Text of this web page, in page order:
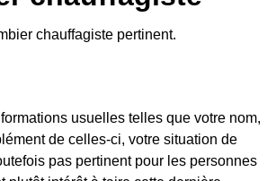
chauffagiste pertinent.
usuelles telles que votre nom,
de celles-ci, votre situation de
pas pertinent pour les personnes